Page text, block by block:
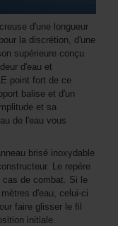
d'une longueur
la discrétion, d'une
supérieure conçu
d'eau et
point fort de ce
balise et d'un
et sa
de l'eau vous
brisé inoxydable
Le repère
cas de combat. Si le
d'eau, celui-ci
faire glisser le fil
initiale.